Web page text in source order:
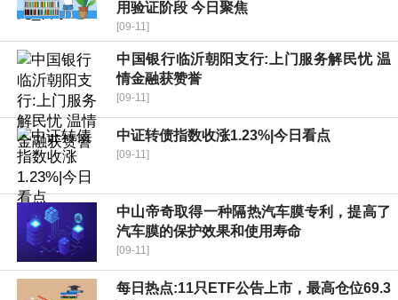
用验证阶段 今日聚焦
[09-11]
中国银行临沂朝阳支行:上门服务解民忧 温
情金融获赞誉
[09-11]
中证转债指数收涨1.23%|今日看点
[09-11]
中山帝奇取得一种隔热汽车膜专利，提高了
汽车膜的保护效果和使用寿命
[09-11]
每日热点:11只ETF公告上市，最高仓位69.3